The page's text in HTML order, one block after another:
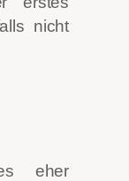
nicht
eher